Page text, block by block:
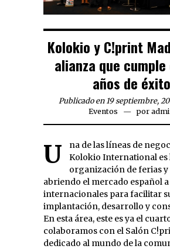
Kolokio y C!print
alianza que
años de éxito
Publicado en 19 septiembre,
Eventos
por
Una de las líneas de negocio de
Kolokio International es
organización de ferias y
abriendo el mercado español
internacionales para facilitar
implantación, desarrollo y
En esta área, este es ya el
colaboramos con el Salón
dedicado al mundo de la